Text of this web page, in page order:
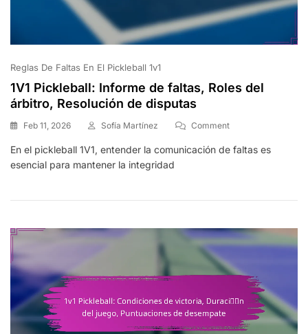
Reglas De Faltas En El Pickleball 1v1
1V1 Pickleball: Informe de faltas, Roles del
árbitro, Resolución de disputas
Feb 11, 2026 Sofía Martínez CommentOn
Pickleball:
Roles
Árbitro,
Resolución
Disputas
En el pickleball 1V1, entender la comunicación de faltas es
esencial para mantener la integridad